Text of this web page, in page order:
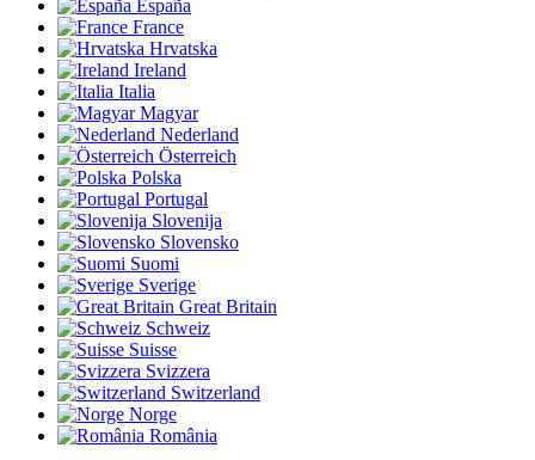
España
France
Hrvatska
Ireland
Italia
Magyar
Nederland
Österreich
Polska
Portugal
Slovenija
Slovensko
Suomi
Sverige
Great Britain
Schweiz
Suisse
Svizzera
Switzerland
Norge
România